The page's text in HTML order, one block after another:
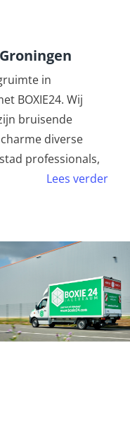
in
BOXIE24. Wij
bruisende
diverse
professionals,
Lees verder